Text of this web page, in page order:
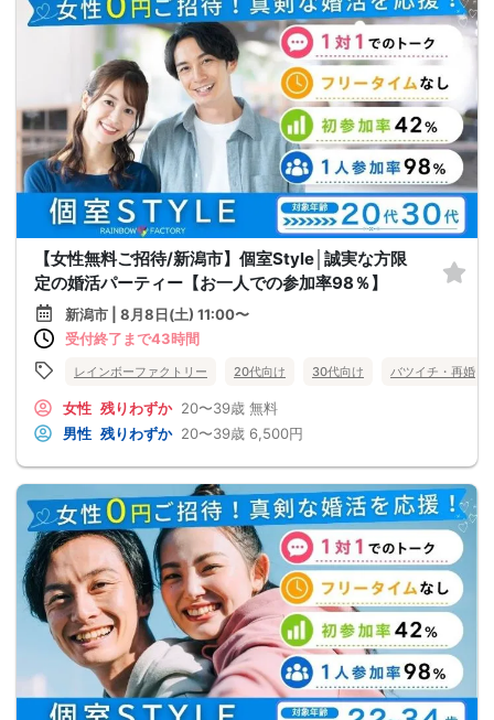
【女性無料ご招待/新潟市】個室Style│誠実な方限
定の婚活パーティー【お一人での参加率98％】
新潟市 | 8月8日(土) 11:00〜
受付終了まで43時間
レインボーファクトリー 20代向け 30代向け バツイチ・再婚
女性 残りわずか 20〜39歳 無料
男性 残りわずか 20〜39歳 6,500円